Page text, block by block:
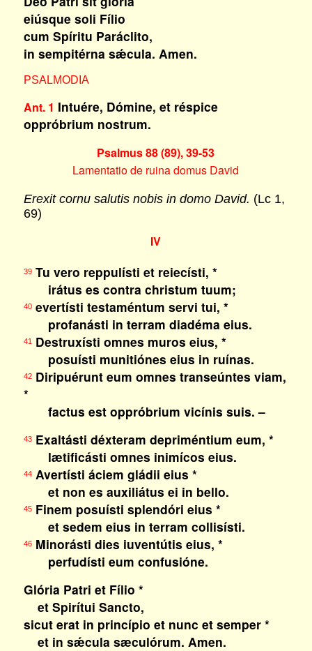
eiúsque soli Fílio
cum Spíritu Paráclito,
in sempitérna sǽcula. Amen.
PSALMODIA
Ant. 1 Intuére, Dómine, et réspice
oppróbrium nostrum.
Psalmus 88 (89), 39-53
Lamentatio de ruina domus David
Erexit cornu salutis nobis in domo David. (Lc 1,
69)
IV
39Tu vero reppulísti et reiecísti, *
irátus es contra christum tuum;
40evertísti testaméntum servi tui, *
profanásti in terram diadéma eius.
41Destruxísti omnes muros eius, *
posuísti munitiónes eius in ruínas.
42Diripuérunt eum omnes transeúntes viam,
*
factus est oppróbrium vicínis suis. –
43Exaltásti déxteram depriméntium eum, *
lætificásti omnes inimícos eius.
44Avertísti áciem gládii eius *
et non es auxiliátus ei in bello.
45Finem posuísti splendóri eius *
et sedem eius in terram collisísti.
46Minorásti dies iuventútis eius, *
perfudísti eum confusióne.
Glória Patri et Fílio *
et Spirítui Sancto,
sicut erat in princípio et nunc et semper *
et in sǽcula sæculórum. Amen.